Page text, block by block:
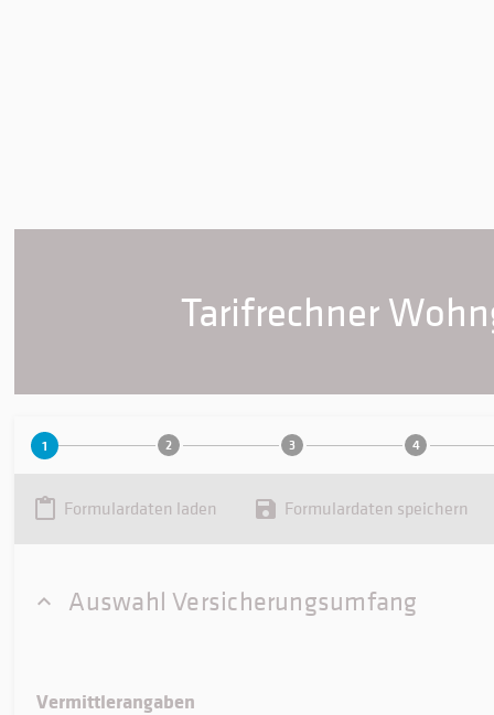
Tarifrechner
1 2 3 4
Formulardaten laden Formulardaten speichern
Auswahl Versicherungsumfang
Vermittlerangaben